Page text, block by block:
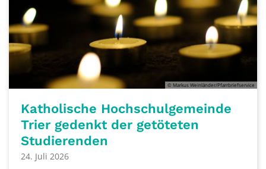
© Markus Weinländer/Pfarrbriefservice
Katholische Hochschulgemeinde
Trier gedenkt der getöteten
Studierenden
24. Juli 2026